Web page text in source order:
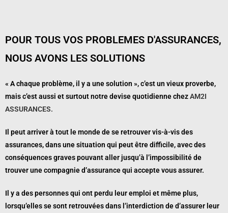
POUR TOUS VOS PROBLEMES D'ASSURANCES,
NOUS AVONS LES SOLUTIONS
« A chaque problème, il y a une solution », c’est un vieux proverbe,
mais c’est aussi et surtout notre devise quotidienne chezAM2I
ASSURANCES.
Il peut arriver à tout le monde de se retrouver vis-à-vis des
assurances, dans une situation qui peut être difficile, avec des
conséquences graves pouvant aller jusqu’à l’impossibilité de
trouver une compagnie d’assurance qui accepte vous assurer.
Il y a des personnes qui ont perdu leur emploi et même plus,
lorsqu’elles se sont retrouvées dans l’interdiction de d’assurer leur